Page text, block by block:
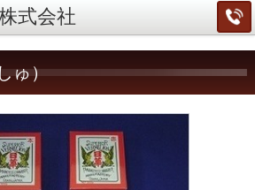
式会社
ゅ）